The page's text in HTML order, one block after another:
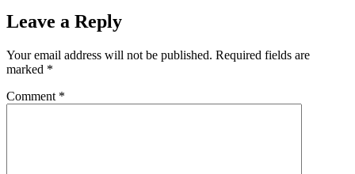
Leave a Reply
Your email address will not be published. Required fields are
marked *
Comment *